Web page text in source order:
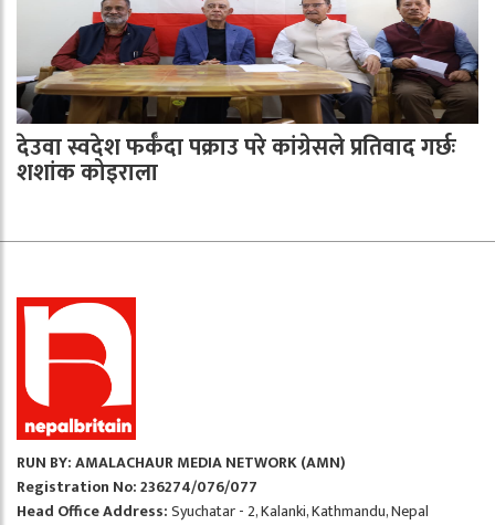
देउवा स्वदेश फर्कँदा पक्राउ परे कांग्रेसले प्रतिवाद गर्छः
शशांक कोइराला
RUN BY: AMALACHAUR MEDIA NETWORK (AMN)
Registration No: 236274/076/077
Head Office Address:Syuchatar - 2, Kalanki, Kathmandu, Nepal